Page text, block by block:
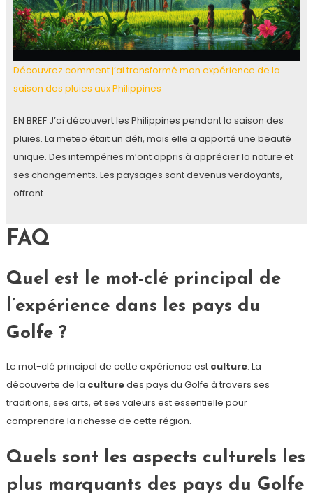
Découvrez comment j’ai transformé mon expérience de la
saison des pluies aux Philippines
EN BREF J’ai découvert les Philippines pendant la saison des
pluies. La meteo était un défi, mais elle a apporté une beauté
unique. Des intempéries m’ont appris à apprécier la nature et
ses changements. Les paysages sont devenus verdoyants,
offrant…
FAQ
Quel est le mot-clé principal de
l’expérience dans les pays du
Golfe ?
Le mot-clé principal de cette expérience est culture. La
découverte de la culturedes pays du Golfe à travers ses
traditions, ses arts, et ses valeurs est essentielle pour
comprendre la richesse de cette région.
Quels sont les aspects culturels les
plus marquants des pays du Golfe